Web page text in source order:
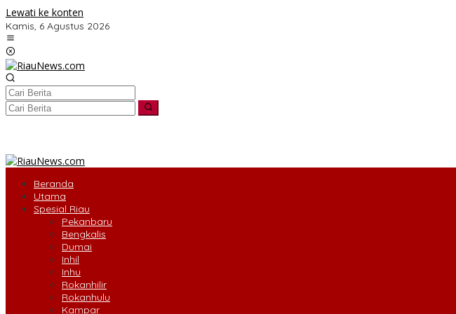
Lewati ke konten
Kamis, 6 Agustus 2026
Beranda
Utama
Spesial Riau
Pekanbaru
Bengkalis
Dumai
Inhil
Inhu
Rokanhilir
Rokanhulu
Kampar